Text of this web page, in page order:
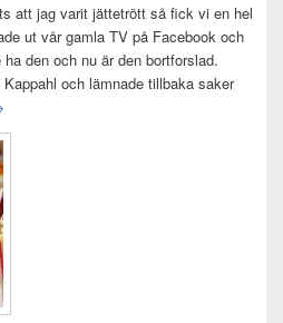
att jag varit jättetrött så fick vi en hel
ut vår gamla TV på Facebook och
den och nu är den bortforslad.
och lämnade tillbaka saker
var det en bra dag